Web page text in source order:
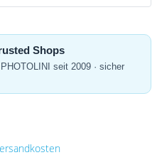
Shops
seit 2009 · sicher